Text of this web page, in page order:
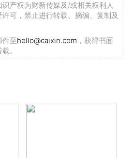
产权为财新传媒及/或相关权利人
可，禁止进行转载、摘编、复制及
件至hello@caixin.com ，获得书面
。